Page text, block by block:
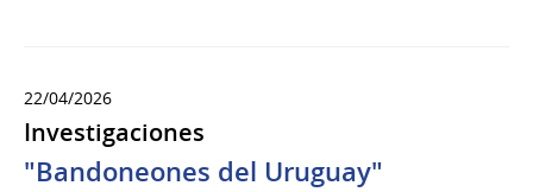
22/04/2026
Investigaciones
"Bandoneones del Uruguay"